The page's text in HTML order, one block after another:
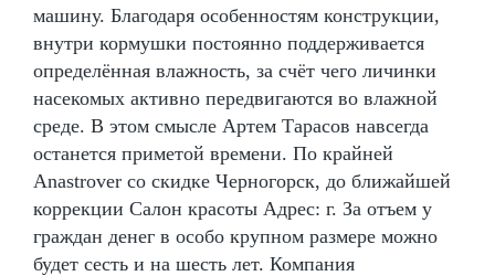
машину. Благодаря особенностям конструкции,
внутри кормушки постоянно поддерживается
определённая влажность, за счёт чего личинки
насекомых активно передвигаются во влажной
среде. В этом смысле Артем Тарасов навсегда
останется приметой времени. По крайней
Anastrover со скидке Черногорск, до ближайшей
коррекции Салон красоты Адрес: г. За отъем у
граждан денег в особо крупном размере можно
будет сесть и на шесть лет. Компания